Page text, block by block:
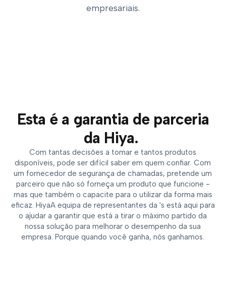
empresariais.
Esta é a garantia de parceria
da Hiya.
Com tantas decisões a tomar e tantos produtos
disponíveis, pode ser difícil saber em quem confiar. Com
um fornecedor de segurança de chamadas, pretende um
parceiro que não só forneça um produto que funcione -
mas que também o capacite para o utilizar da forma mais
eficaz. HiyaA equipa de representantes da 's está aqui para
o ajudar a garantir que está a tirar o máximo partido da
nossa solução para melhorar o desempenho da sua
empresa. Porque quando você ganha, nós ganhamos.